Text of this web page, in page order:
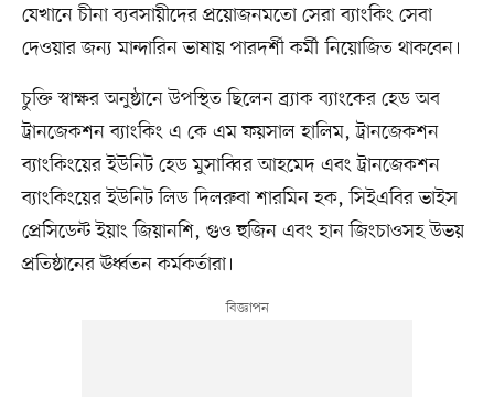
যেখানে চীনা ব্যবসায়ীদের প্রয়োজনমতো সেরা ব্যাংকিং সেবা
দেওয়ার জন্য মান্দারিন ভাষায় পারদর্শী কর্মী নিয়োজিত থাকবেন।
চুক্তি স্বাক্ষর অনুষ্ঠানে উপস্থিত ছিলেন ব্র্যাক ব্যাংকের হেড অব
ট্রানজেকশন ব্যাংকিং এ কে এম ফয়সাল হালিম, ট্রানজেকশন
ব্যাংকিংয়ের ইউনিট হেড মুসাব্বির আহমেদ এবং ট্রানজেকশন
ব্যাংকিংয়ের ইউনিট লিড দিলরুবা শারমিন হক, সিইএবির ভাইস
প্রেসিডেন্ট ইয়াং জিয়ানশি, গুও হুজিন এবং হান জিংচাওসহ উভয়
প্রতিষ্ঠানের ঊর্ধ্বতন কর্মকর্তারা।